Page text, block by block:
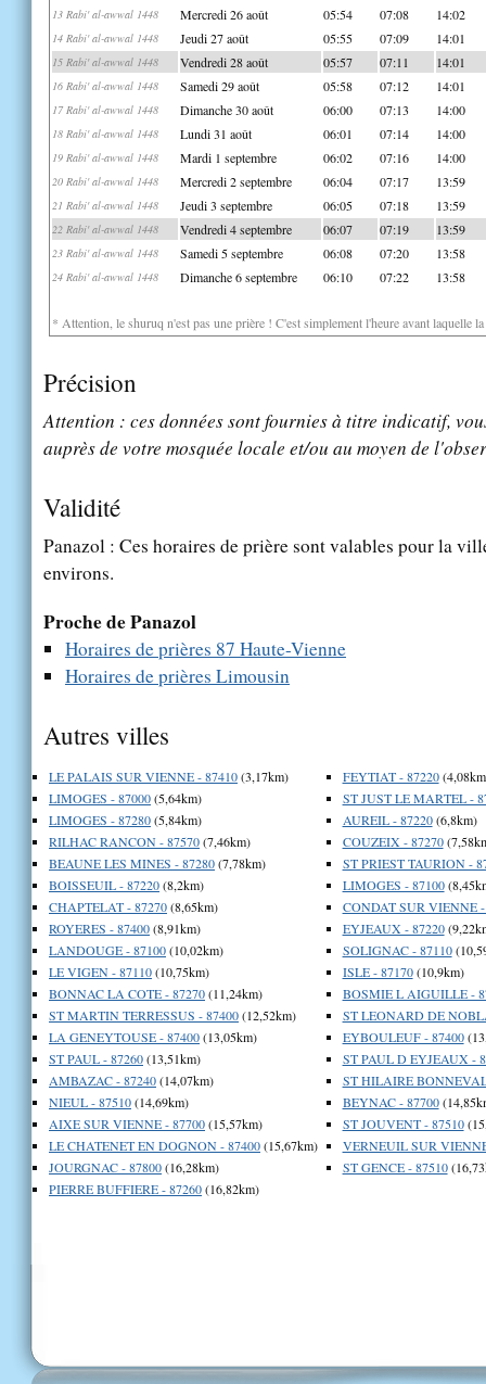
13 Rabi' al-awwal 1448 Mercredi 26 août 05:54 07:08 14:02
14 Rabi' al-awwal 1448 Jeudi 27 août 05:55 07:09 14:01
15 Rabi' al-awwal 1448 Vendredi 28 août 05:57 07:11 14:01
16 Rabi' al-awwal 1448 Samedi 29 août 05:58 07:12 14:01
17 Rabi' al-awwal 1448 Dimanche 30 août 06:00 07:13 14:00
18 Rabi' al-awwal 1448 Lundi 31 août 06:01 07:14 14:00
19 Rabi' al-awwal 1448 Mardi 1 septembre 06:02 07:16 14:00
20 Rabi' al-awwal 1448 Mercredi 2 septembre 06:04 07:17 13:59
21 Rabi' al-awwal 1448 Jeudi 3 septembre 06:05 07:18 13:59
22 Rabi' al-awwal 1448 Vendredi 4 septembre 06:07 07:19 13:59
23 Rabi' al-awwal 1448 Samedi 5 septembre 06:08 07:20 13:58
24 Rabi' al-awwal 1448 Dimanche 6 septembre 06:10 07:22 13:58
* Attention, le shuruq n'est pas une prière ! C'est simplement l'heure avant laquelle
Précision
Attention : ces données sont fournies à titre indicatif,
auprès de votre mosquée locale et/ou au moyen de
Validité
Panazol : Ces horaires de prière sont valables pour la
environs.
Proche de Panazol
Horaires de prières 87 Haute-Vienne
Horaires de prières Limousin
Autres villes
LE PALAIS SUR VIENNE - 87410(3,17km)
LIMOGES - 87000(5,64km)
LIMOGES - 87280(5,84km)
RILHAC RANCON - 87570(7,46km)
BEAUNE LES MINES - 87280(7,78km)
BOISSEUIL - 87220(8,2km)
CHAPTELAT - 87270(8,65km)
ROYERES - 87400(8,91km)
LANDOUGE - 87100(10,02km)
LE VIGEN - 87110(10,75km)
BONNAC LA COTE - 87270(11,24km)
ST MARTIN TERRESSUS - 87400(12,52km)
LA GENEYTOUSE - 87400(13,05km)
ST PAUL - 87260(13,51km)
AMBAZAC - 87240(14,07km)
NIEUL - 87510(14,69km)
AIXE SUR VIENNE - 87700(15,57km)
LE CHATENET EN DOGNON - 87400(15,67km)
JOURGNAC - 87800(16,28km)
PIERRE BUFFIERE - 87260(16,82km)
FEYTIAT - 87220
ST JUST LE MARTEL -
AUREIL - 87220(6,8km)
COUZEIX - 87270
ST PRIEST TAURION -
LIMOGES - 87100
CONDAT SUR VIENNE -
EYJEAUX - 87220
SOLIGNAC - 87110
ISLE - 87170(10,9km)
BOSMIE L AIGUILLE -
ST LEONARD DE
EYBOULEUF - 87400
ST PAUL D EYJEAUX -
ST HILAIRE
BEYNAC - 87700
ST JOUVENT - 87510
VERNEUIL SUR
ST GENCE - 87510